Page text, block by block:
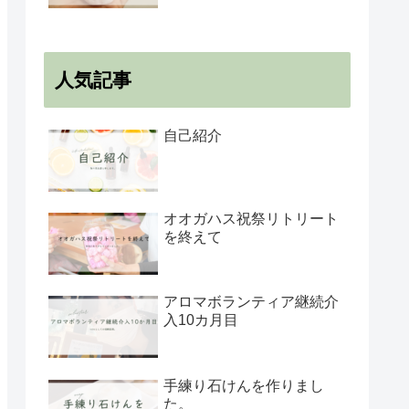
人気記事
自己紹介
オオガハス祝祭リトリート
を終えて
アロマボランティア継続介
入10カ月目
手練り石けんを作りまし
た。